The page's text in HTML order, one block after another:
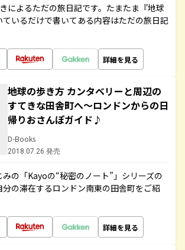
によるただの旅日記です。たまたま『地球
いるだけで書いてある内容はただの旅日記
詳細を見る
地球の歩き方 カンタベリーと周辺の
すてきな田舎町へ～ロンドンからの日
帰りおさんぽガイド♪
D-Books
2018.07.26 発売
の「Kayoの“秘密のノート”」シリーズの
の滞在するロンドン南東の田舎町をご紹
詳細を見る